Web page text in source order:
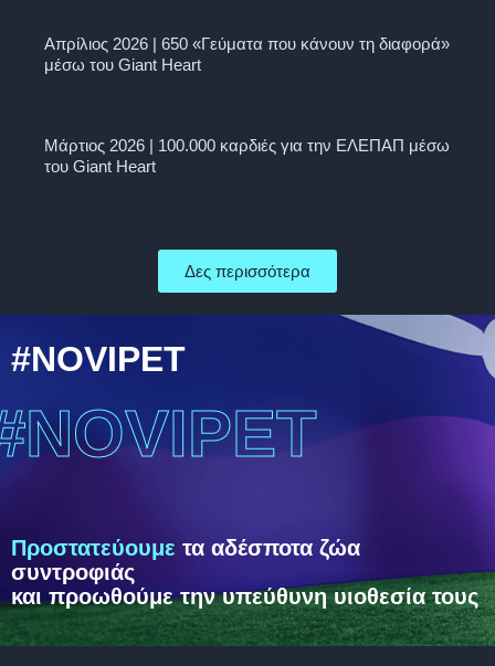
Απρίλιος 2026 | 650 «Γεύματα που κάνουν τη διαφορά»
μέσω του Giant Heart
Μάρτιος 2026 | 100.000 καρδιές για την ΕΛΕΠΑΠ μέσω
του Giant Heart
Δες περισσότερα
#NOVIPET
Προστατεύουμε τα αδέσποτα ζώα
συντροφιάς
και προωθούμε την υπεύθυνη υιοθεσία τους